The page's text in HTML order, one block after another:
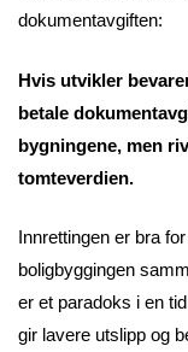
dokumentavgiften:
Hvis utvikler
betale
bygningene, men
tomteverdien.
Innrettingen er bra
boligbyggingen
er et paradoks i en
gir lavere utslipp og